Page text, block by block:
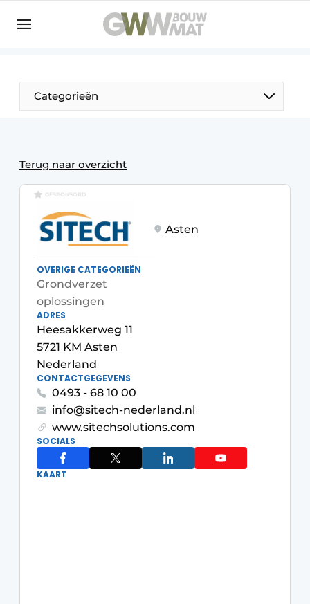
NL EN
Categorieën
De Pen
Vrouw in de bouw
Duurzaamheid & Innovatie
Fundering
Terug naar overzicht
GESPONSORD
Asten
OVERIGE CATEGORIEËN
Grondverzet
oplossingen
ADRES
Heesakkerweg 11
5721 KM Asten
Nederland
CONTACTGEGEVENS
0493 - 68 10 00
info@sitech-nederland.nl
www.sitechsolutions.com
SOCIALS
KAART